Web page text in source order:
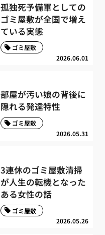
孤独死予備軍としての
ゴミ屋敷が全国で増え
ている実態
2026.06.01
ゴミ屋敷
部屋が汚い娘の背後に
隠れる発達特性
2026.05.31
ゴミ屋敷
3連休のゴミ屋敷清掃
が人生の転機となった
ある女性の話
2026.05.26
ゴミ屋敷